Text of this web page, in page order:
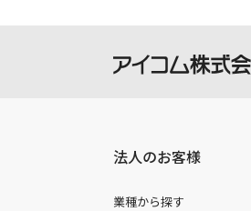
法人のお客様
業種から探す